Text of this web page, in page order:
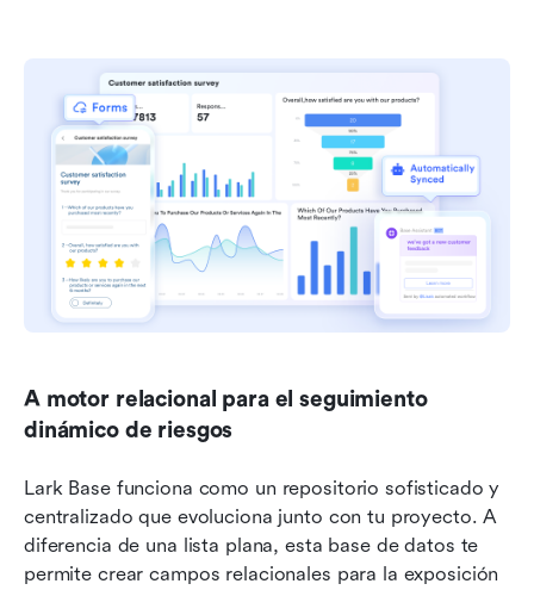
A motor relacional para el seguimiento
dinámico de riesgos
Lark Base funciona como un repositorio sofisticado y
centralizado que evoluciona junto con tu proyecto. A
diferencia de una lista plana, esta base de datos te
permite crear campos relacionales para la exposición